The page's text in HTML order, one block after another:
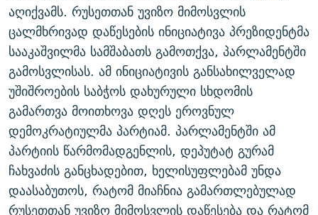
აღიქვამს. რუსეთთან უვიზო მიმოსვლის
ცალმხრივად დაწესების ინიციატივა პრეზიდენტმა
სააკაშვილმა სამშაბათს გამოთქვა, პარლამენტში
გამოსვლისას. ამ ინიციატივის განსახილველად
უშიშროების საბჭოს დახურული სხდომის
გამართვა მოითხოვა დღეს ეროვნულ
დემოკრატიულმა პარტიამ. პარლამენტში ამ
პარტიის წარმომადგენლის, დეპუტატ გურამ
ჩახვაძის განცხადებით, ხელისუფლებამ უნდა
დაასაბუთოს, რატომ მიაჩნია გამართლებულად
რუსეთთან უვიზო მიმოსვლის დაწესება და რატომ